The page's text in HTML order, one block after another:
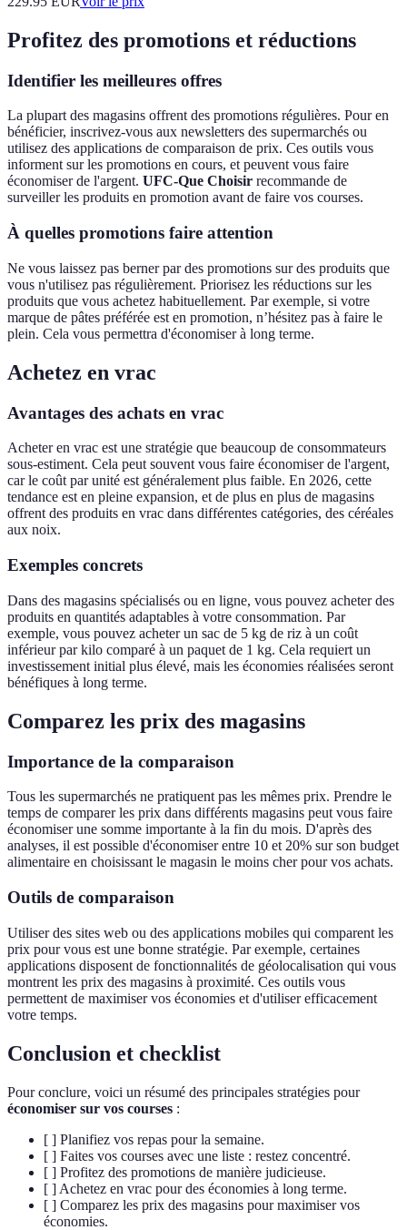
Profitez des promotions et réductions
Identifier les meilleures offres
La plupart des magasins offrent des promotions régulières. Pour en
bénéficier, inscrivez-vous aux newsletters des supermarchés ou
utilisez des applications de comparaison de prix. Ces outils vous
informent sur les promotions en cours, et peuvent vous faire
économiser de l'argent. UFC-Que Choisir recommande de
surveiller les produits en promotion avant de faire vos courses.
À quelles promotions faire attention
Ne vous laissez pas berner par des promotions sur des produits que
vous n'utilisez pas régulièrement. Priorisez les réductions sur les
produits que vous achetez habituellement. Par exemple, si votre
marque de pâtes préférée est en promotion, n’hésitez pas à faire le
plein. Cela vous permettra d'économiser à long terme.
Achetez en vrac
Avantages des achats en vrac
Acheter en vrac est une stratégie que beaucoup de consommateurs
sous-estiment. Cela peut souvent vous faire économiser de l'argent,
car le coût par unité est généralement plus faible. En 2026, cette
tendance est en pleine expansion, et de plus en plus de magasins
offrent des produits en vrac dans différentes catégories, des céréales
aux noix.
Exemples concrets
Dans des magasins spécialisés ou en ligne, vous pouvez acheter des
produits en quantités adaptables à votre consommation. Par
exemple, vous pouvez acheter un sac de 5 kg de riz à un coût
inférieur par kilo comparé à un paquet de 1 kg. Cela requiert un
investissement initial plus élevé, mais les économies réalisées seront
bénéfiques à long terme.
Comparez les prix des magasins
Importance de la comparaison
Tous les supermarchés ne pratiquent pas les mêmes prix. Prendre le
temps de comparer les prix dans différents magasins peut vous faire
économiser une somme importante à la fin du mois. D'après des
analyses, il est possible d'économiser entre 10 et 20% sur son budget
alimentaire en choisissant le magasin le moins cher pour vos achats.
Outils de comparaison
Utiliser des sites web ou des applications mobiles qui comparent les
prix pour vous est une bonne stratégie. Par exemple, certaines
applications disposent de fonctionnalités de géolocalisation qui vous
montrent les prix des magasins à proximité. Ces outils vous
permettent de maximiser vos économies et d'utiliser efficacement
votre temps.
Conclusion et checklist
Pour conclure, voici un résumé des principales stratégies pour
économiser sur vos courses :
[ ] Planifiez vos repas pour la semaine.
[ ] Faites vos courses avec une liste : restez concentré.
[ ] Profitez des promotions de manière judicieuse.
[ ] Achetez en vrac pour des économies à long terme.
[ ] Comparez les prix des magasins pour maximiser vos
économies.